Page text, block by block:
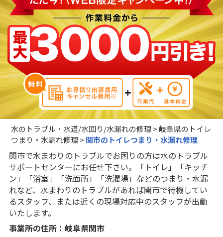
水のトラブル・水道/水回り/水漏れの修理> 岐阜県のトイレ
つまり・水漏れ修理> 関市のトイレつまり・水漏れ修理
関市で水まわりのトラブルでお困りの方は水のトラブル
サポートセンターにお任せ下さい。「トイレ」「キッチ
ン」「浴室」「洗面所」「洗濯場」などのつまり・水漏
れなど、水まわりのトラブルがあれば関市で待機してい
るスタッフ、または近くの現場対応中のスタッフが出動
いたします。
事業所の住所：岐阜県関市